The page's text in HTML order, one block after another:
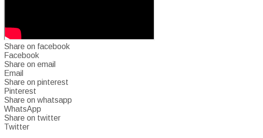
Share on facebook
Facebook
Share on email
Email
Share on pinterest
Pinterest
Share on whatsapp
WhatsApp
Share on twitter
Twitter